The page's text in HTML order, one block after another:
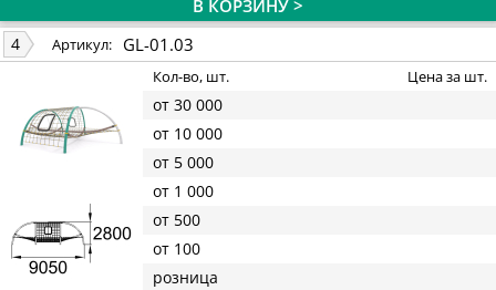
В КОРЗИНУ >
4 Артикул: GL-01.03
Кол-во, шт. Цена за шт.
от 30 000
от 10 000
от 5 000
от 1 000
от 500
от 100
розница